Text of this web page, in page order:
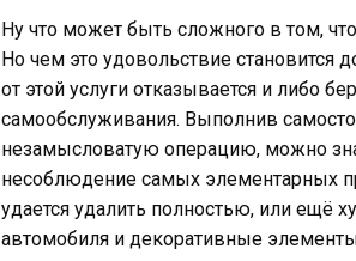
Ну что может быть сложного в том,
Но чем это удовольствие становится
от этой услуги отказывается и либо
самообслуживания. Выполнив
незамысловатую операцию, можно
несоблюдение самых элементарных
удается удалить полностью, или ещё
автомобиля и декоративные